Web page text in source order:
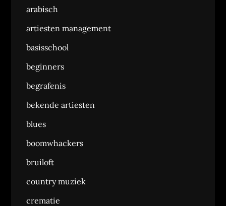
arabisch
artiesten management
basisschool
beginners
begrafenis
bekende artiesten
blues
boomwhackers
bruiloft
country muziek
crematie